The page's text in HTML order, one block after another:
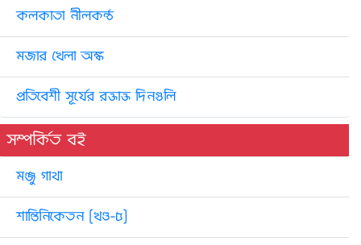
কলকাতা নীলকন্ঠ
মজার খেলা অঙ্ক
প্রতিবেশী সূর্যের রক্তাক্ত দিনগুলি
সম্পর্কিত বই
মঞ্জু গাথা
শান্তিনিকেতন [খণ্ড-৫]